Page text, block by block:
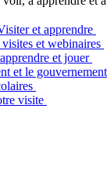
et apprendre
et webinaires
et jouer
et le gouvernement
visite